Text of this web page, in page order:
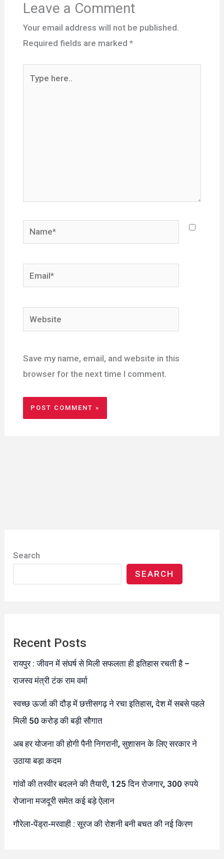
Leave a Comment
Your email address will not be published.
Required fields are marked *
Name*
Email*
Website
Save my name, email, and website in this
browser for the next time I comment.
Search
SEARCH
Recent Posts
रायपुर : जीवन में संघर्ष से मिली सफलता ही इतिहास रचती है –
राजस्व मंत्री टंक राम वर्मा
स्वच्छ ऊर्जा की दौड़ में छत्तीसगढ़ ने रचा इतिहास, देश में सबसे पहले
मिली 50 करोड़ की बड़ी सौगात
अब हर योजना की होगी पैनी निगरानी, सुशासन के लिए सरकार ने
उठाया बड़ा कदम
गांवों की तस्वीर बदलने की तैयारी, 125 दिन रोजगार, 300 रुपये
रोजाना मजदूरी समेत कई बड़े ऐलान
गौरेला-पेंड्रा-मरवाही : सूरज की रोशनी बनी बचत की नई किरण